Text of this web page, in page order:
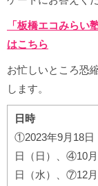
「板橋エコみらい
はこちら
お忙しいところ恐
します。
日時
①2023年9月18
日（日）、④10
日（水）、⑦12